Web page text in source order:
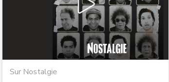
Sur Nostalgie